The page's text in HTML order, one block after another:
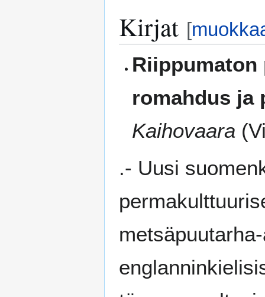
Kirjat [
Riippumaton
romahdus ja
Kaihovaara
.- Uusi